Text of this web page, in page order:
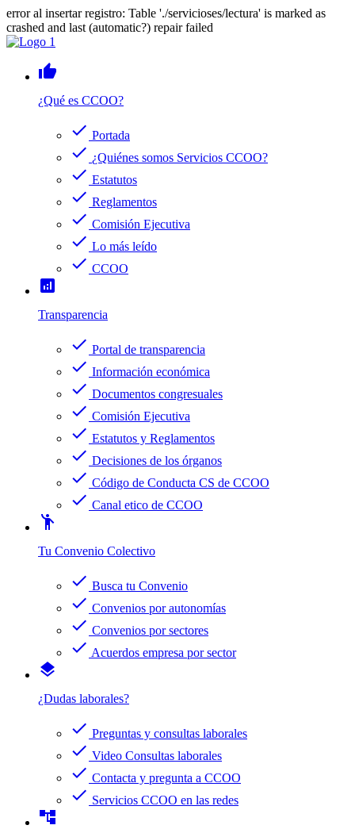
error al insertar registro: Table './servicioses/lectura' is marked as
crashed and last (automatic?) repair failed
thumb_up
¿Qué es CCOO?
check Portada
check ¿Quiénes somos Servicios CCOO?
check Estatutos
check Reglamentos
check Comisión Ejecutiva
check Lo más leído
check CCOO
analytics
Transparencia
check Portal de transparencia
check Información económica
check Documentos congresuales
check Comisión Ejecutiva
check Estatutos y Reglamentos
check Decisiones de los órganos
check Código de Conducta CS de CCOO
check Canal etico de CCOO
emoji_people
Tu Convenio Colectivo
check Busca tu Convenio
check Convenios por autonomías
check Convenios por sectores
check Acuerdos empresa por sector
layers
¿Dudas laborales?
check Preguntas y consultas laborales
check Video Consultas laborales
check Contacta y pregunta a CCOO
check Servicios CCOO en las redes
account_tree